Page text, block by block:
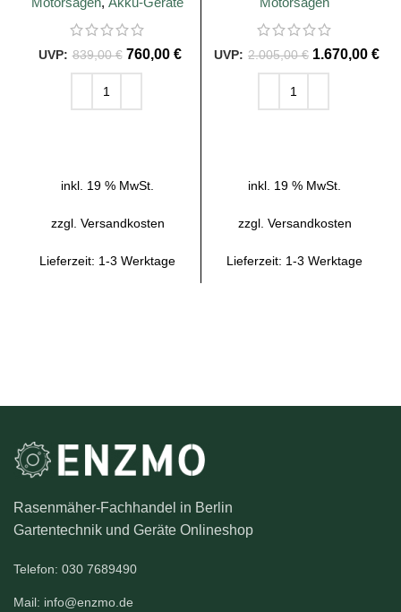
839,00€ 760,00 €
inkl. 19 % MwSt.
zzgl. Versandkosten
Lieferzeit: 1-3 Werktage
2.005,00€ 1.670,00 €
inkl. 19 % MwSt.
zzgl. Versandkosten
Lieferzeit: 1-3 Werktage
Rasenmäher-Fachhandel in Berlin
Gartentechnik und Geräte Onlineshop
Telefon: 030 7689490
Mail: info@enzmo.de